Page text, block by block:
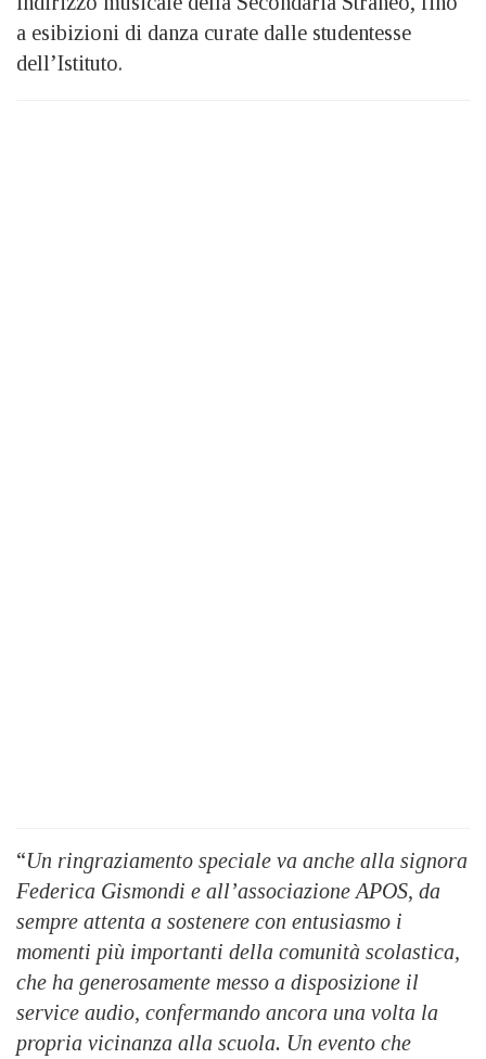
a esibizioni di danza curate dalle studentesse
dell’Istituto.
“Un ringraziamento speciale va anche alla signora
Federica Gismondi e all’associazione APOS, da
sempre attenta a sostenere con entusiasmo i
momenti più importanti della comunità scolastica,
che ha generosamente messo a disposizione il
service audio, confermando ancora una volta la
propria vicinanza alla scuola. Un evento che